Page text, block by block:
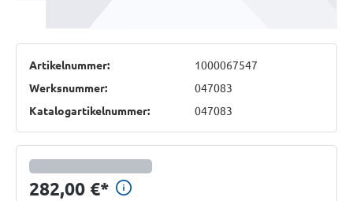
Artikelnummer:
1000067547
Werksnummer:
047083
Katalogartikelnummer:
047083
282,00 €* Preisinformationen